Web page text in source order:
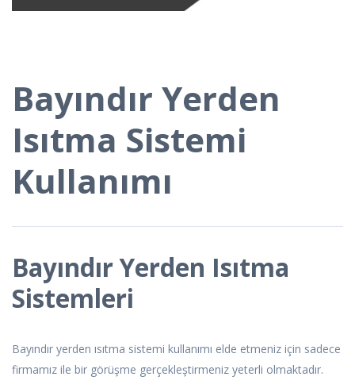
Bayındır Yerden
Isıtma Sistemi
Kullanımı
Bayındır Yerden Isıtma
Sistemleri
Bayındır yerden ısıtma sistemi kullanımı elde etmeniz için sadece
firmamız ile bir görüşme gerçekleştirmeniz yeterli olmaktadır.